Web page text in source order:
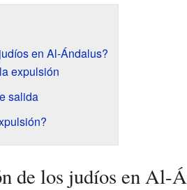
en Al-Ándalus?
expulsión
salida
de los judíos en Al-